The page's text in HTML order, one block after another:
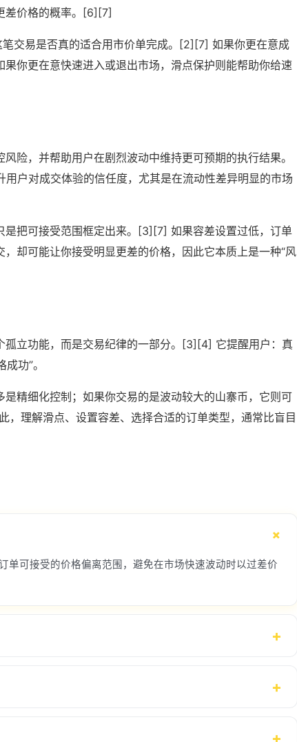
差价格的概率。[6][7]
交易是否真的适合用市价单完成。[2][7] 如果你更在意成
你更在意快速进入或退出市场，滑点保护则能帮助你给速
险，并帮助用户在剧烈波动中维持更可预期的执行结果。
户对成交体验的信任度，尤其是在流动性差异明显的市场
是把可接受范围框定出来。[3][7] 如果容差设置过低，订单
却可能让你接受明显更差的价格，因此它本质上是一种“风
孤立功能，而是交易纪律的一部分。[3][4] 它提醒用户：真
功”。
精细化控制；如果你交易的是波动较大的山寨币，它则可
理解滑点、设置容差、选择合适的订单类型，通常比盲目
单可接受的价格偏离范围，避免在市场快速波动时以过差价